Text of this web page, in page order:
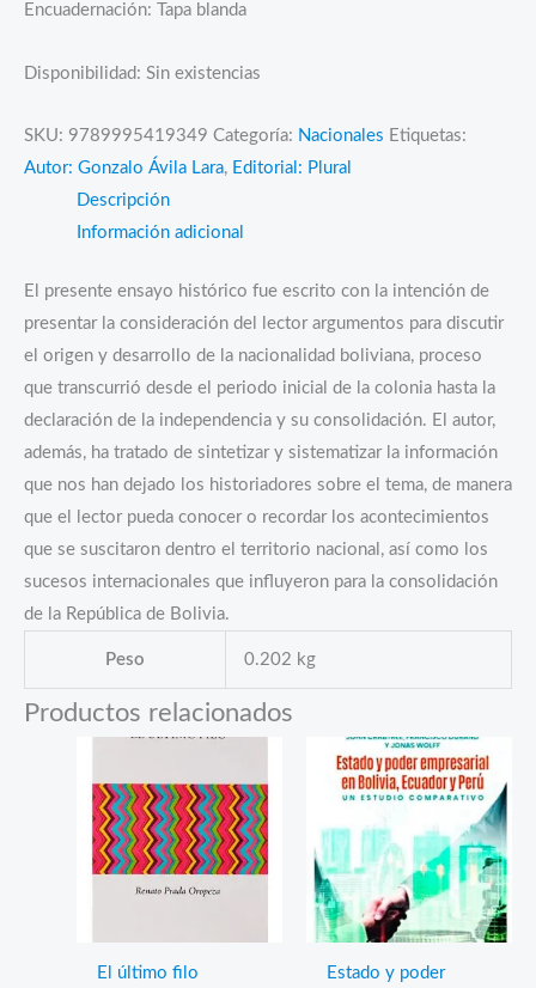
Encuadernación: Tapa blanda
Disponibilidad: Sin existencias
SKU: 9789995419349 Categoría: Nacionales Etiquetas:
Autor: Gonzalo Ávila Lara, Editorial: Plural
Descripción
Información adicional
El presente ensayo histórico fue escrito con la intención de
presentar la consideración del lector argumentos para discutir
el origen y desarrollo de la nacionalidad boliviana, proceso
que transcurrió desde el periodo inicial de la colonia hasta la
declaración de la independencia y su consolidación. El autor,
además, ha tratado de sintetizar y sistematizar la información
que nos han dejado los historiadores sobre el tema, de manera
que el lector pueda conocer o recordar los acontecimientos
que se suscitaron dentro el territorio nacional, así como los
sucesos internacionales que influyeron para la consolidación
de la República de Bolivia.
Peso 0.202 kg
Productos relacionados
El último filo
Estado y poder